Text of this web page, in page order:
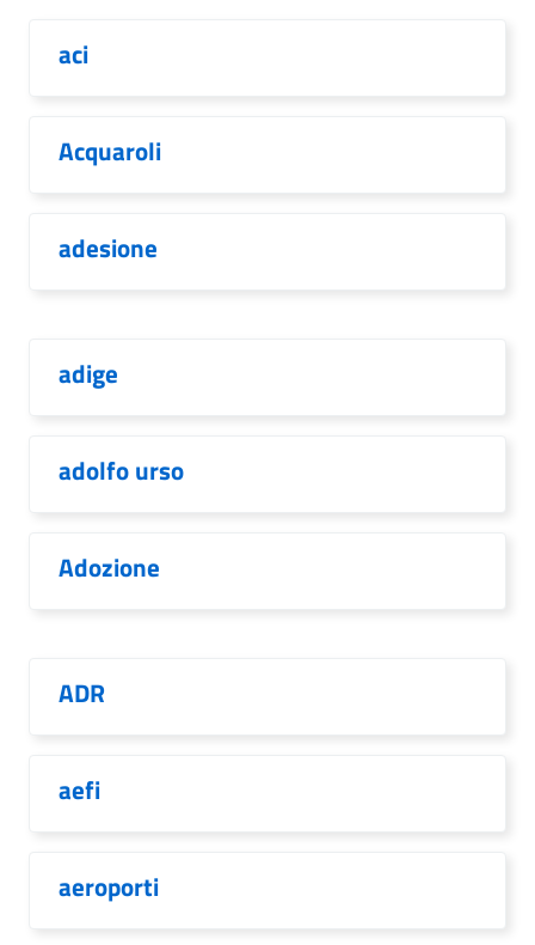
aci
Acquaroli
adesione
adige
adolfo urso
Adozione
ADR
aefi
aeroporti